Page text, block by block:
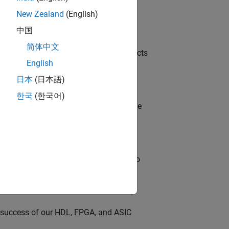
of our Model-Based Design products
based design (MBD) to shape the
and Artifactory/GitLab Packages to
of our HDL, FPGA, and ASIC
New Zealand (English)
中国
简体中文
English
日本 (日本語)
한국 (한국어)